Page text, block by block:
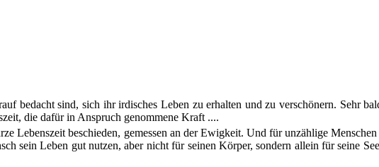
bedacht sind, sich ihr irdisches Leben zu erhalten und zu verschönern. Sehr
die dafür in Anspruch genommene Kraft ....
Lebenszeit beschieden, gemessen an der Ewigkeit. Und für unzählige
sein Leben gut nutzen, aber nicht für seinen Körper, sondern allein für seine